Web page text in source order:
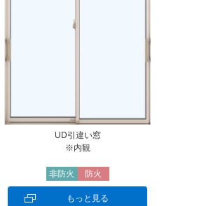
UD引違い窓
※内観
非防火 防火
もっと見る